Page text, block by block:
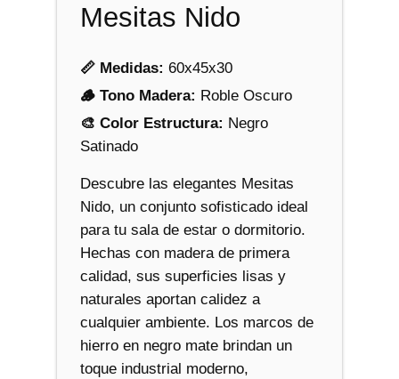
Mesitas Nido
📏 Medidas: 60x45x30
🪵 Tono Madera: Roble Oscuro
🎨 Color Estructura: Negro
Satinado
Descubre las elegantes Mesitas
Nido, un conjunto sofisticado ideal
para tu sala de estar o dormitorio.
Hechas con madera de primera
calidad, sus superficies lisas y
naturales aportan calidez a
cualquier ambiente. Los marcos de
hierro en negro mate brindan un
toque industrial moderno,